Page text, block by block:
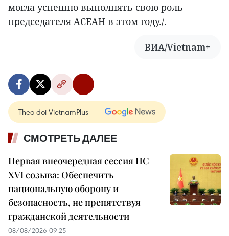
могла успешно выполнять свою роль
председателя АСЕАН в этом году./.
ВИА/Vietnam+
Theo dõi VietnamPlus
СМОТРЕТЬ ДАЛЕЕ
Первая внеочередная сессия НС
XVI созыва: Обеспечить
национальную оборону и
безопасность, не препятствуя
гражданской деятельности
08/08/2026 09:25